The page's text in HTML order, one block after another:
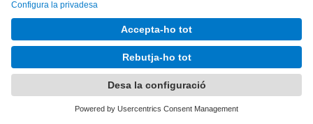
innovació
Serveis Cientificotècnics
Universitat Politècnica de Catalunya - BarcelonaTech
Contacte Mapa del web Accessibilitat
Avís legal